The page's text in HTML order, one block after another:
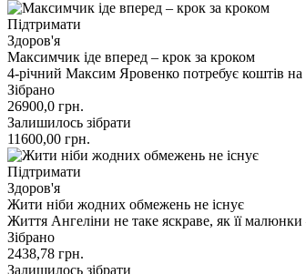
Підтримати
Здоров'я
Максимчик іде вперед – крок за кроком
4-річний Максим Яровенко потребує коштів на
Зібрано
26900,0 грн.
Залишилось зібрати
11600,00 грн.
Підтримати
Здоров'я
Жити ніби жодних обмежень не існує
Життя Ангеліни не таке яскраве, як її
Зібрано
2438,78 грн.
Залишилось зібрати